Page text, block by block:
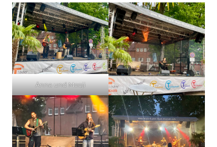
Änna und Mooji